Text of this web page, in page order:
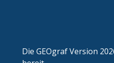
Die GEOgraf Version